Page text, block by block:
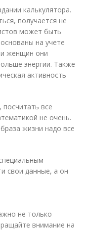
калькулятора.
получается не
может быть
на учете
и женщин они
энергии. Также
активность
все
не очень.
жизни надо все
свои данные, а он
не только
внимание на